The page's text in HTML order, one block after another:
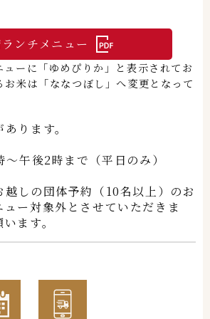
ンチメニュー
ーに「ゆめぴりか」と表示されてお
お米は「ななつぼし」へ変更となって
ります。
～午後2時まで（平日のみ）
しの団体予約（10名以上）のお
ー対象外とさせていただきま
ます。